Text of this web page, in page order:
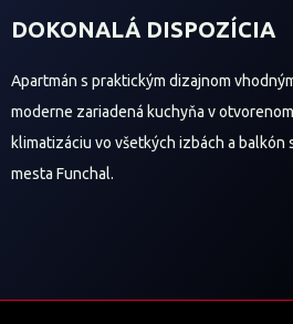
DOKONALÁ DISPOZÍCIA
Apartmán s praktickým dizajnom
moderne zariadená kuchyňa v
klimatizáciu vo všetkých izbách a balkón
mesta Funchal.